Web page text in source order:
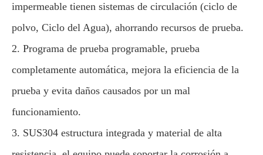
impermeable tienen sistemas de circulación (ciclo de
polvo, Ciclo del Agua), ahorrando recursos de prueba.
2. Programa de prueba programable, prueba
completamente automática, mejora la eficiencia de la
prueba y evita daños causados por un mal
funcionamiento.
3. SUS304 estructura integrada y material de alta